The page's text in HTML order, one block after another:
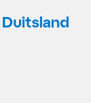
Duitsland